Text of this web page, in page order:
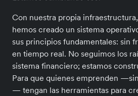
Con nuestra propia
hemos creado un sistema
sus principios fundamentales: sin
en tiempo real. No seguimos los
sistema financiero; estamos
Para que quienes emprenden
— tengan las herramientas para